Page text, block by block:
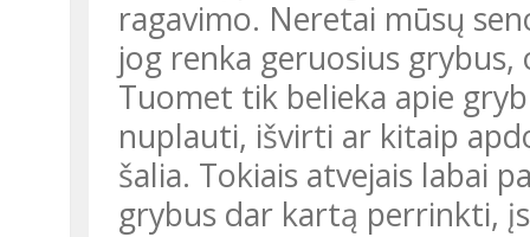
ragavimo. Neretai mūsų
jog renka geruosius
Tuomet tik belieka apie
nuplauti, išvirti ar kitaip
šalia. Tokiais atvejais labai
grybus dar kartą perrinkti,